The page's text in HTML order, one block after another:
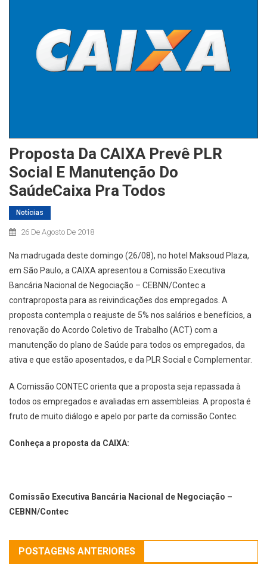
Proposta Da CAIXA Prevê PLR
Social E Manutenção Do
SaúdeCaixa Pra Todos
Notícias
26 De Agosto De 2018
Na madrugada deste domingo (26/08), no hotel Maksoud Plaza,
em São Paulo, a CAIXA apresentou a Comissão Executiva
Bancária Nacional de Negociação – CEBNN/Contec a
contraproposta para as reivindicações dos empregados. A
proposta contempla o reajuste de 5% nos salários e benefícios, a
renovação do Acordo Coletivo de Trabalho (ACT) com a
manutenção do plano de Saúde para todos os empregados, da
ativa e que estão aposentados, e da PLR Social e Complementar.
A Comissão CONTEC orienta que a proposta seja repassada à
todos os empregados e avaliadas em assembleias. A proposta é
fruto de muito diálogo e apelo por parte da comissão Contec.
Conheça a proposta da CAIXA:
Comissão Executiva Bancária Nacional de Negociação –
CEBNN/Contec
POSTAGENS ANTERIORES